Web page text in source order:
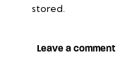
stored.